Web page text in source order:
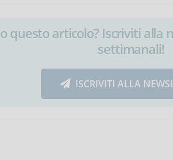
questo articolo? Iscriviti alla
settimanali!
ISCRIVITI ALLA